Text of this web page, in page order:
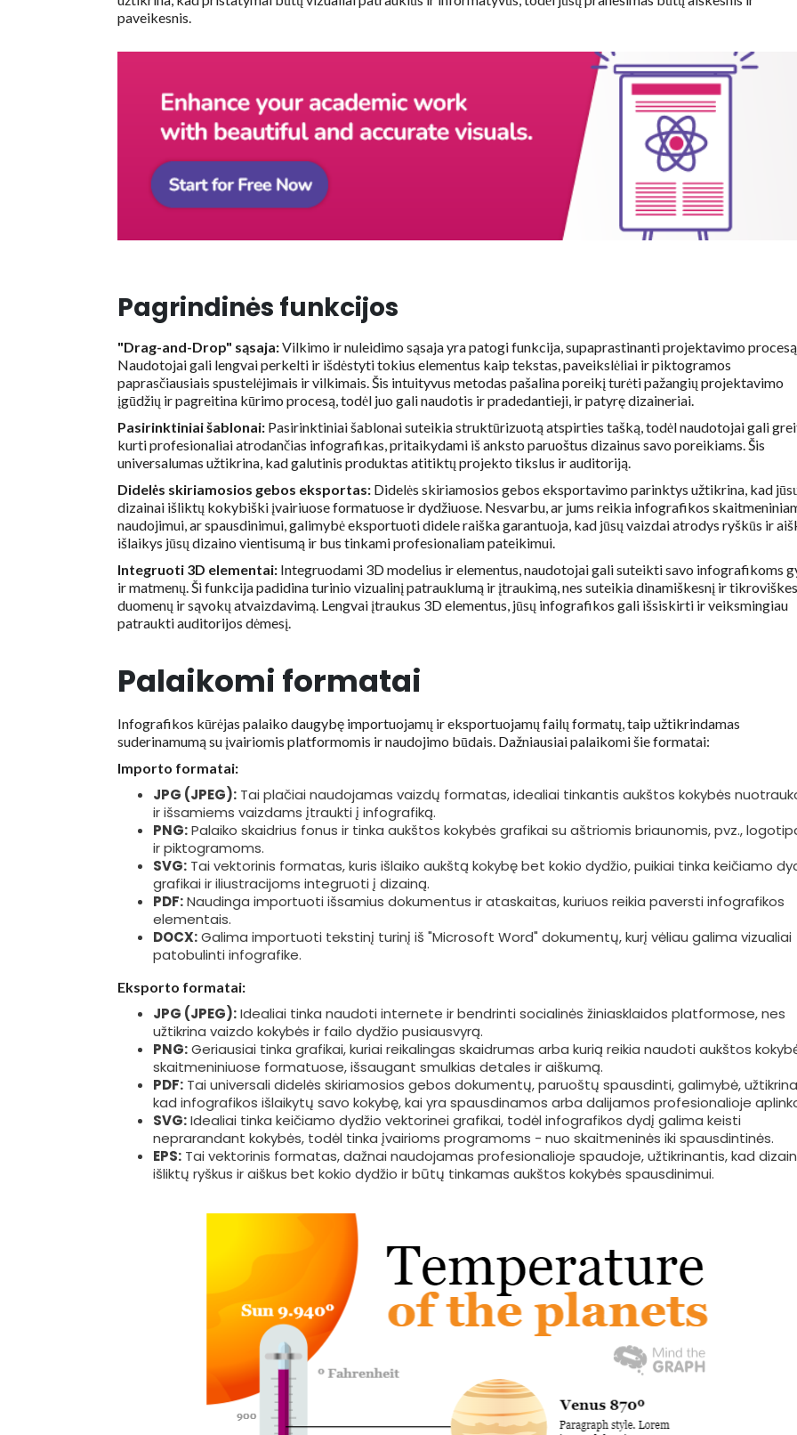
paveikesnis.
Pagrindinės funkcijos
"Drag-and-Drop" sąsaja:Vilkimo ir nuleidimo sąsaja yra patogi funkcija, supaprastinanti projektavimo procesą.
Naudotojai gali lengvai perkelti ir išdėstyti tokius elementus kaip tekstas, paveikslėliai ir piktogramos
paprasčiausiais spustelėjimais ir vilkimais. Šis intuityvus metodas pašalina poreikį turėti pažangių projektavimo
įgūdžių ir pagreitina kūrimo procesą, todėl juo gali naudotis ir pradedantieji, ir patyrę dizaineriai.
Pasirinktiniai šablonai: Pasirinktiniai šablonai suteikia struktūrizuotą atspirties tašką, todėl naudotojai gali
kurti profesionaliai atrodančias infografikas, pritaikydami iš anksto paruoštus dizainus savo poreikiams. Šis
universalumas užtikrina, kad galutinis produktas atitiktų projekto tikslus ir auditoriją.
Didelės skiriamosios gebos eksportas: Didelės skiriamosios gebos eksportavimo parinktys užtikrina, kad
dizainai išliktų kokybiški įvairiuose formatuose ir dydžiuose. Nesvarbu, ar jums reikia infografikos
naudojimui, ar spausdinimui, galimybė eksportuoti didele raiška garantuoja, kad jūsų vaizdai atrodys ryškūs ir
išlaikys jūsų dizaino vientisumą ir bus tinkami profesionaliam pateikimui.
Integruoti 3D elementai: Integruodami 3D modelius ir elementus, naudotojai gali suteikti savo infografikoms
ir matmenų. Ši funkcija padidina turinio vizualinį patrauklumą ir įtraukimą, nes suteikia dinamiškesnį ir
duomenų ir sąvokų atvaizdavimą. Lengvai įtraukus 3D elementus, jūsų infografikos gali išsiskirti ir veiksmingiau
patraukti auditorijos dėmesį.
Palaikomi formatai
Infografikos kūrėjas palaiko daugybę importuojamų ir eksportuojamų failų formatų, taip užtikrindamas
suderinamumą su įvairiomis platformomis ir naudojimo būdais. Dažniausiai palaikomi šie formatai:
Importo formatai:
JPG (JPEG): Tai plačiai naudojamas vaizdų formatas, idealiai tinkantis aukštos kokybės
ir išsamiems vaizdams įtraukti į infografiką.
PNG:Palaiko skaidrius fonus ir tinka aukštos kokybės grafikai su aštriomis briaunomis, pvz.,
ir piktogramoms.
SVG: Tai vektorinis formatas, kuris išlaiko aukštą kokybę bet kokio dydžio, puikiai tinka keičiamo
grafikai ir iliustracijoms integruoti į dizainą.
PDF:Naudinga importuoti išsamius dokumentus ir ataskaitas, kuriuos reikia paversti infografikos
elementais.
DOCX:Galima importuoti tekstinį turinį iš "Microsoft Word" dokumentų, kurį vėliau galima vizualiai
patobulinti infografike.
Eksporto formatai:
JPG (JPEG):Idealiai tinka naudoti internete ir bendrinti socialinės žiniasklaidos platformose, nes
užtikrina vaizdo kokybės ir failo dydžio pusiausvyrą.
PNG:Geriausiai tinka grafikai, kuriai reikalingas skaidrumas arba kurią reikia naudoti aukštos
skaitmeniniuose formatuose, išsaugant smulkias detales ir aiškumą.
PDF: Tai universali didelės skiriamosios gebos dokumentų, paruoštų spausdinti, galimybė,
kad infografikos išlaikytų savo kokybę, kai yra spausdinamos arba dalijamos profesionalioje
SVG:Idealiai tinka keičiamo dydžio vektorinei grafikai, todėl infografikos dydį galima keisti
neprarandant kokybės, todėl tinka įvairioms programoms - nuo skaitmeninės iki spausdintinės.
EPS: Tai vektorinis formatas, dažnai naudojamas profesionalioje spaudoje, užtikrinantis, kad
išliktų ryškus ir aiškus bet kokio dydžio ir būtų tinkamas aukštos kokybės spausdinimui.